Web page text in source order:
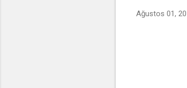
Ağustos 01,